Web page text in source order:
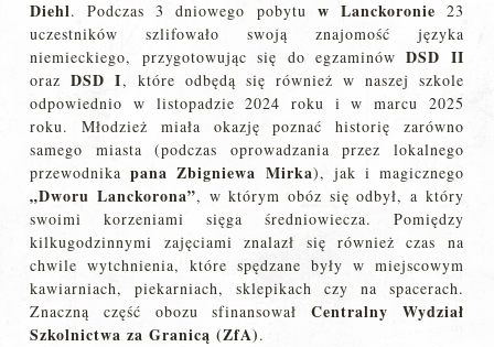
Diehl. Podczas 3 dniowego pobytu w Lanckoronie 23
uczestników szlifowało swoją znajomość języka
niemieckiego, przygotowując się do egzaminówDSD II
orazDSD I, które odbędą się również w naszej szkole
odpowiednio w listopadzie 2024 roku i w marcu 2025
roku. Młodzież miała okazję poznać historię zarówno
samego miasta (podczas oprowadzania przez lokalnego
przewodnikapana Zbigniewa Mirka), jak i magicznego
„Dworu Lanckorona”, w którym obóz się odbył, a który
swoimi korzeniami sięga średniowiecza. Pomiędzy
kilkugodzinnymi zajęciami znalazł się również czas na
chwile wytchnienia, które spędzane były w miejscowym
kawiarniach, piekarniach, sklepikach czy na spacerach.
Znaczną część obozu sfinansował Centralny Wydział
Szkolnictwa za Granicą (ZfA).